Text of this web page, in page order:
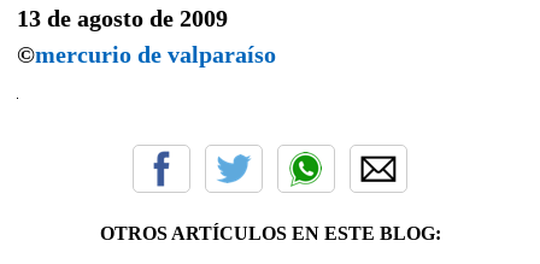
13 de agosto de 2009
©mercurio de valparaíso
OTROS ARTÍCULOS EN ESTE BLOG: